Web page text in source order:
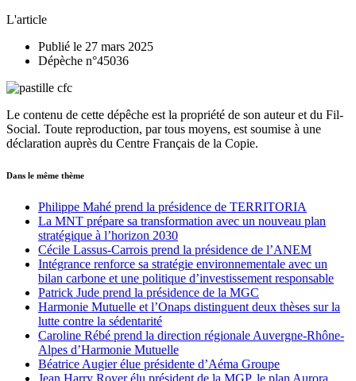
L'article
Publié le 27 mars 2025
Dépèche n°45036
Le contenu de cette dépêche est la propriété de son auteur et du Fil-
Social. Toute reproduction, par tous moyens, est soumise à une
déclaration auprès du Centre Français de la Copie.
Dans le même thème
Philippe Mahé prend la présidence de TERRITORIA
La MNT prépare sa transformation avec un nouveau plan
stratégique à l’horizon 2030
Cécile Lassus-Carrois prend la présidence de l’ANEM
Intégrance renforce sa stratégie environnementale avec un
bilan carbone et une politique d’investissement responsable
Patrick Jude prend la présidence de la MGC
Harmonie Mutuelle et l’Onaps distinguent deux thèses sur la
lutte contre la sédentarité
Caroline Rébé prend la direction régionale Auvergne-Rhône-
Alpes d’Harmonie Mutuelle
Béatrice Augier élue présidente d’Aéma Groupe
Jean Harry Royer élu président de la MGP, le plan Aurora